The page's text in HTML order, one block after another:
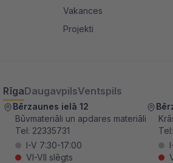
Vakances
Projekti
RīgaDaugavpilsVentspils
Bērzaunes ielā 12
Būvmateriāli un apdares materiāli
Tel: 22335731
I-V 7:30-17:00
VI-VII slēgts
Tel: